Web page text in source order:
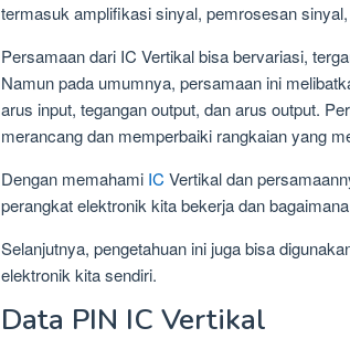
termasuk amplifikasi sinyal, pemrosesan
Persamaan dari IC Vertikal bisa bervariasi,
Namun pada umumnya, persamaan ini
arus input, tegangan output, dan arus output.
merancang dan memperbaiki rangkaian yang
Dengan memahami IC Vertikal dan
perangkat elektronik kita bekerja dan
Selanjutnya, pengetahuan ini juga bisa
elektronik kita sendiri.
Data PIN IC Vertikal